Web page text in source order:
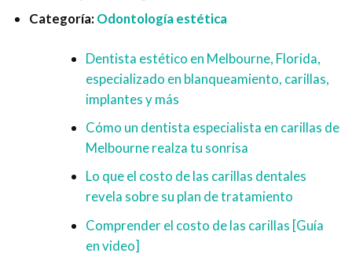
Categoría:Odontología estética
Dentista estético en Melbourne, Florida,
especializado en blanqueamiento, carillas,
implantes y más
Cómo un dentista especialista en carillas de
Melbourne realza tu sonrisa
Lo que el costo de las carillas dentales
revela sobre su plan de tratamiento
Comprender el costo de las carillas [Guía
en video]